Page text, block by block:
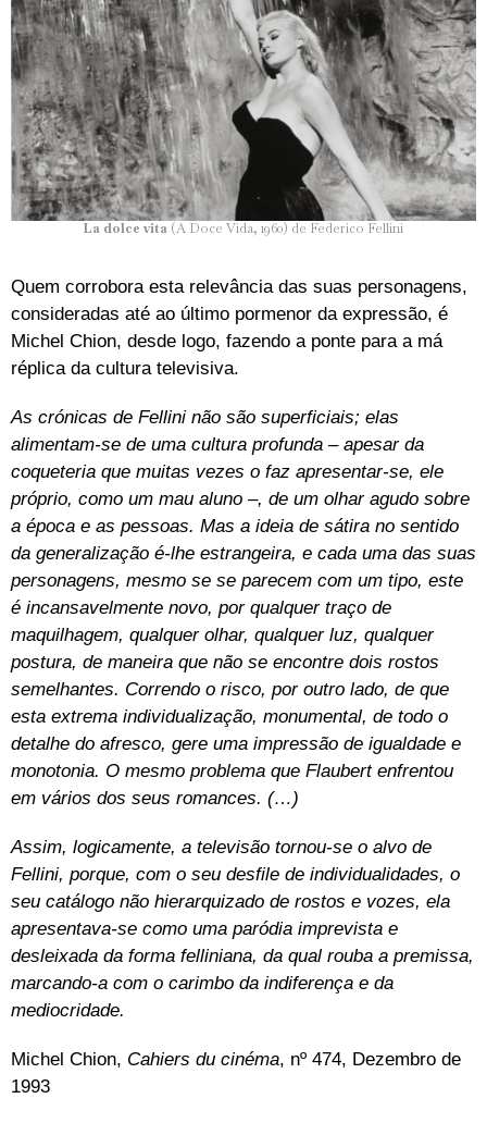
La dolce vita (A Doce Vida, 1960) de Federico Fellini
Quem corrobora esta relevância das suas personagens,
consideradas até ao último pormenor da expressão, é
Michel Chion, desde logo, fazendo a ponte para a má
réplica da cultura televisiva.
As crónicas de Fellini não são superficiais; elas
alimentam-se de uma cultura profunda – apesar da
coqueteria que muitas vezes o faz apresentar-se, ele
próprio, como um mau aluno –, de um olhar agudo sobre
a época e as pessoas. Mas a ideia de sátira no sentido
da generalização é-lhe estrangeira, e cada uma das suas
personagens, mesmo se se parecem com um tipo, este
é incansavelmente novo, por qualquer traço de
maquilhagem, qualquer olhar, qualquer luz, qualquer
postura, de maneira que não se encontre dois rostos
semelhantes. Correndo o risco, por outro lado, de que
esta extrema individualização, monumental, de todo o
detalhe do afresco, gere uma impressão de igualdade e
monotonia. O mesmo problema que Flaubert enfrentou
em vários dos seus romances. (…)
Assim, logicamente, a televisão tornou-se o alvo de
Fellini, porque, com o seu desfile de individualidades, o
seu catálogo não hierarquizado de rostos e vozes, ela
apresentava-se como uma paródia imprevista e
desleixada da forma felliniana, da qual rouba a premissa,
marcando-a com o carimbo da indiferença e da
mediocridade.
Michel Chion, Cahiers du cinéma, nº 474, Dezembro de
1993